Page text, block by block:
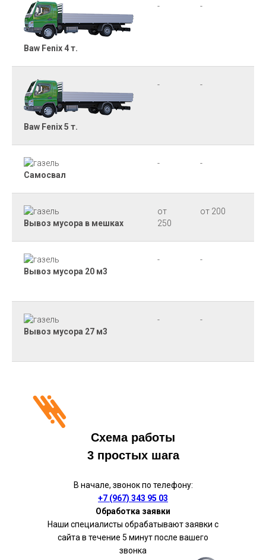
Baw Fenix 4 т.
- -
Baw Fenix 5 т.
- -
Самосвал
- -
Вывоз мусора в мешках
от
250
от 200
Вывоз мусора 20 м3
- -
Вывоз мусора 27 м3
- -
Схема работы
3 простых шага
В начале, звонок по телефону:
+7 (967) 343 95 03
Обработка заявки
Наши специалисты обрабатывают заявки с
сайта в течение 5 минут после вашего
звонка